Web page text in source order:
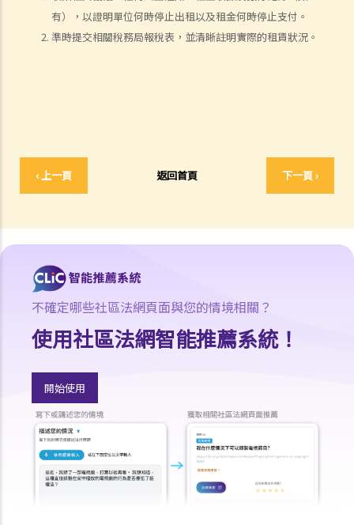
有），以證明單位何時停止出租以及租金何時停止支付。
準時提交相關稅務局報稅表，並清晰註明實際的租賃狀況。
‹ 上一頁 返回首頁 下一頁 ›
逝者家屬
我的家人在意外中身亡。我可否代表死者展開人身傷亡訴訟？在控告犯
因工受傷以及有關補償
怎樣才算是因工及在僱用期間遭遇意外（簡稱工傷意外）？
在甚麼情況下，僱主不需要為其僱員的工傷負上賠償責任？
賠償項目
我的配偶在工作時因意外而死亡，我或我的家人可獲哪些賠償？
償？
工傷或有關意外之報告
僱主向勞工處報告與工作有關的意外之時限是多久？
僱員可否向勞工處報告與工作有關的意外？
其他有關工傷的事項
如何安排支付工傷賠償？
不確定哪些社區法網頁面與您的情境相關？
使用社區法網智能推薦系統！
開始使用